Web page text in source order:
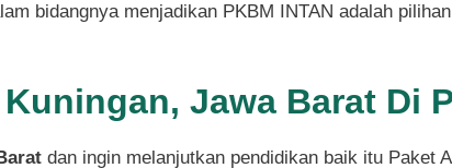
bidangnya menjadikan PKBM INTAN adalah
Jawa Barat Di
dan ingin melanjutkan pendidikan baik itu Paket